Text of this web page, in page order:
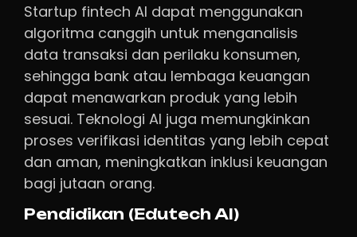
Startup fintech AI dapat menggunakan
algoritma canggih untuk menganalisis
data transaksi dan perilaku konsumen,
sehingga bank atau lembaga keuangan
dapat menawarkan produk yang lebih
sesuai. Teknologi AI juga memungkinkan
proses verifikasi identitas yang lebih cepat
dan aman, meningkatkan inklusi keuangan
bagi jutaan orang.
Pendidikan (Edutech AI)